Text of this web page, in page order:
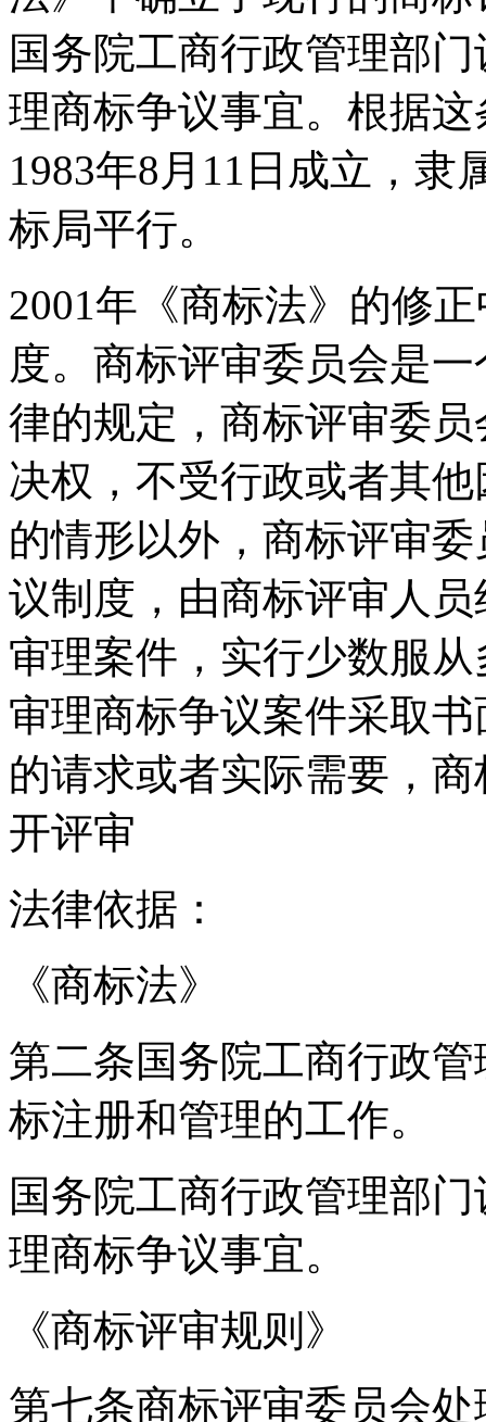
国务院工商行政管理部
理商标争议事宜。根据
1983年8月11日成立，隶
标局平行。
2001年《商标法》的修
度。商标评审委员会是
律的规定，商标评审委
决权，不受行政或者其
的情形以外，商标评审
议制度，由商标评审人
审理案件，实行少数服
审理商标争议案件采取
的请求或者实际需要，
开评审
法律依据：
《商标法》
第二条国务院工商行政
标注册和管理的工作。
国务院工商行政管理部
理商标争议事宜。
《商标评审规则》
第七条商标评审委员会